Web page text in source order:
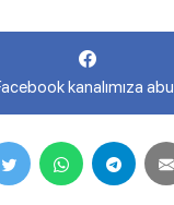
kanalımıza